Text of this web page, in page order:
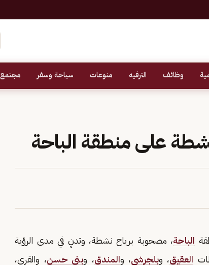
وظائف الترفيه منوعات سياحة وسفر مجتمع
على منطقة الباحة
الباحة، مصحوبة برياح نشطة، وتدنٍ في مدى الرؤية
العقيق، وبلجرشي، والمندق، وبني حسن، والقرى،